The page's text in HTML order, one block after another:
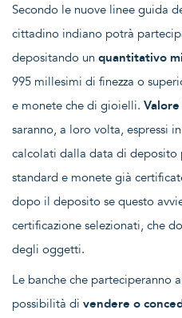
Secondo le nuove linee guida
cittadino indiano potrà
depositando un quantitativo
995 millesimi di finezza o
e monete che di gioielli.
saranno, a loro volta, espressi
calcolati dalla data di
standard e monete già
dopo il deposito se questo
certificazione selezionati, che
degli oggetti.
Le banche che parteciperanno
possibilità di vendere o